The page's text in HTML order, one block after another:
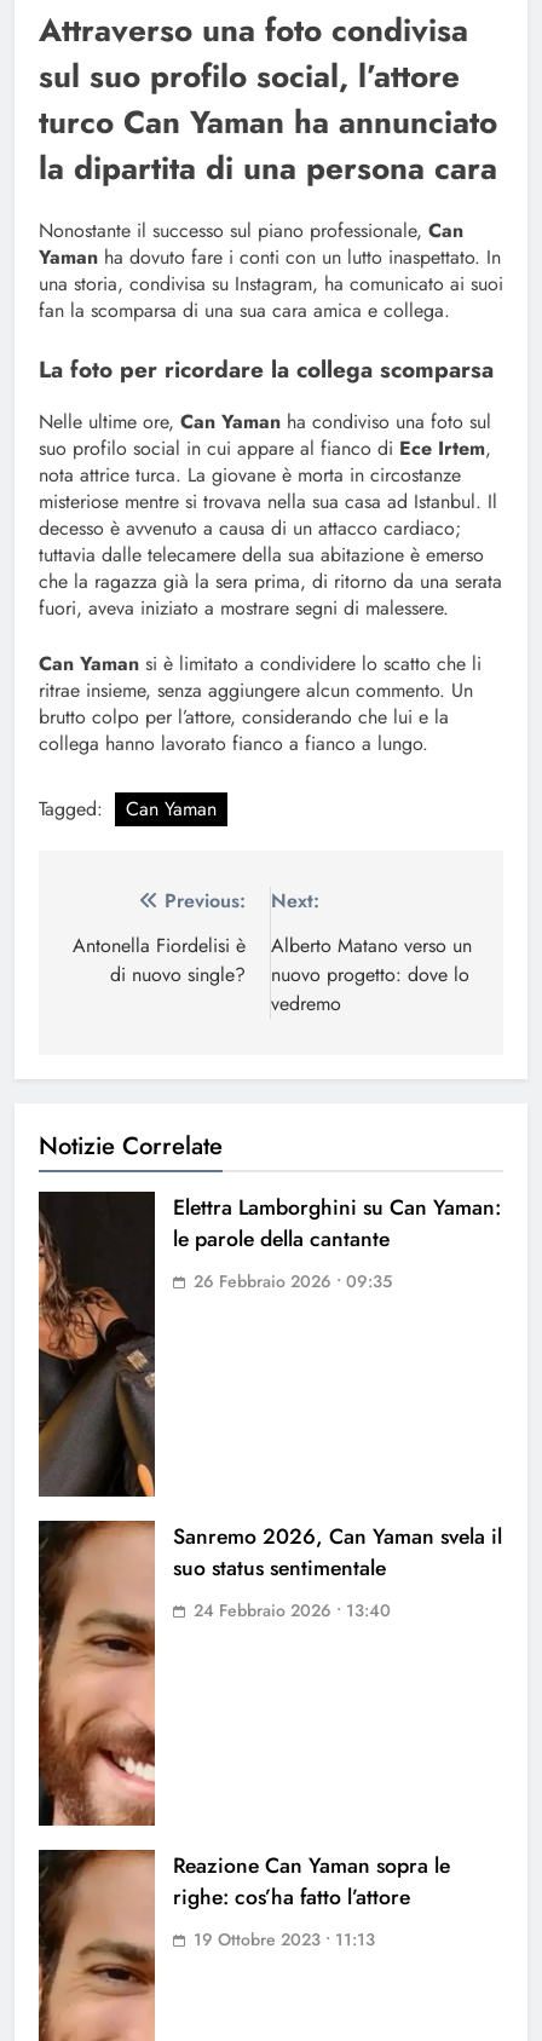
Attraverso una foto condivisa
sul suo profilo social, l’attore
turco Can Yaman ha annunciato
la dipartita di una persona cara
Nonostante il successo sul piano professionale, Can
Yaman ha dovuto fare i conti con un lutto inaspettato. In
una storia, condivisa su Instagram, ha comunicato ai suoi
fan la scomparsa di una sua cara amica e collega.
La foto per ricordare la collega scomparsa
Nelle ultime ore, Can Yaman ha condiviso una foto sul
suo profilo social in cui appare al fianco di Ece Irtem,
nota attrice turca. La giovane è morta in circostanze
misteriose mentre si trovava nella sua casa ad Istanbul. Il
decesso è avvenuto a causa di un attacco cardiaco;
tuttavia dalle telecamere della sua abitazione è emerso
che la ragazza già la sera prima, di ritorno da una serata
fuori, aveva iniziato a mostrare segni di malessere.
Can Yaman si è limitato a condividere lo scatto che li
ritrae insieme, senza aggiungere alcun commento. Un
brutto colpo per l’attore, considerando che lui e la
collega hanno lavorato fianco a fianco a lungo.
Tagged: Can Yaman
Navigazione
articoli
Previous:
Antonella Fiordelisi è
di nuovo single?
Next:
Alberto Matano verso un
nuovo progetto: dove lo
vedremo
Notizie Correlate
Elettra Lamborghini su Can Yaman:
le parole della cantante
26 Febbraio 2026 • 09:35
Sanremo 2026, Can Yaman svela il
suo status sentimentale
24 Febbraio 2026 • 13:40
Reazione Can Yaman sopra le
righe: cos’ha fatto l’attore
19 Ottobre 2023 • 11:13